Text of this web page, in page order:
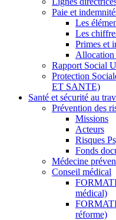
Paie et
Les
Les
Primes et
Allocation
Rapport Social
Protection
ET SANTE)
Santé et sécurité au
Prévention des
Missions
Acteurs
Risques
Fonds
Médecine
Conseil médical
médical)
réforme)